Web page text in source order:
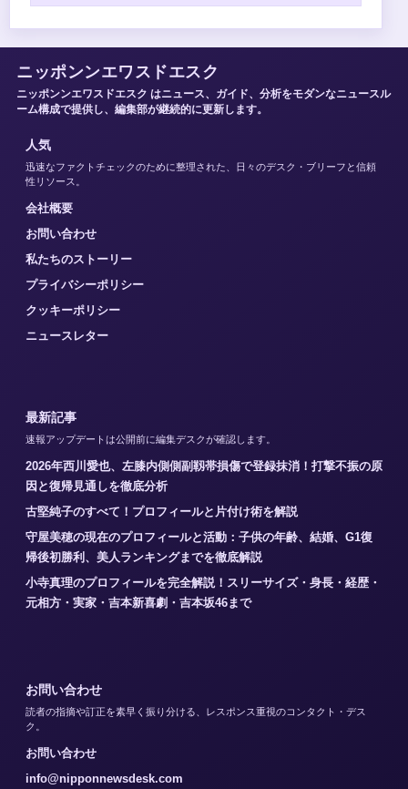
ニッポンンエワスドエスク
ニッポンンエワスドエスク はニュース、ガイド、分析をモダンなニュースル
ーム構成で提供し、編集部が継続的に更新します。
人気
迅速なファクトチェックのために整理された、日々のデスク・ブリーフと信頼
性リソース。
会社概要
お問い合わせ
私たちのストーリー
プライバシーポリシー
クッキーポリシー
ニュースレター
最新記事
速報アップデートは公開前に編集デスクが確認します。
2026年西川愛也、左膝内側側副靱帯損傷で登録抹消！打撃不振の原
因と復帰見通しを徹底分析
古堅純子のすべて！プロフィールと片付け術を解説
守屋美穂の現在のプロフィールと活動：子供の年齢、結婚、G1復
帰後初勝利、美人ランキングまでを徹底解説
小寺真理のプロフィールを完全解説！スリーサイズ・身長・経歴・
元相方・実家・吉本新喜劇・吉本坂46まで
お問い合わせ
読者の指摘や訂正を素早く振り分ける、レスポンス重視のコンタクト・デス
ク。
お問い合わせ
info@nipponnewsdesk.com